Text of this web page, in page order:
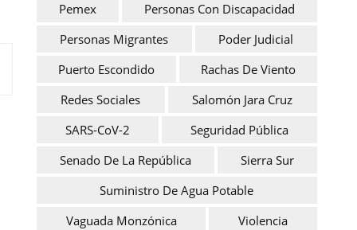
Pemex
Personas Con Discapacidad
Personas Migrantes
Poder Judicial
Puerto Escondido
Rachas De Viento
Redes Sociales
Salomón Jara Cruz
SARS-CoV-2
Seguridad Pública
Senado De La República
Sierra Sur
Suministro De Agua Potable
Vaguada Monzónica
Violencia